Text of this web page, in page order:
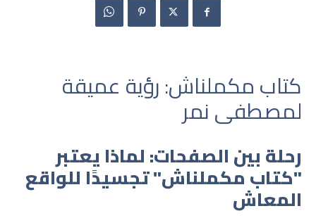
كتاب مكملناش: رؤية عميقة
لمصطفى نمر
رحلة بين الصفحات: لماذا يعتبر
"كتاب مكملناش" تجسيدًا للواقع
المعاش